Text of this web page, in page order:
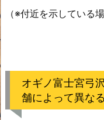
（※付近を示している
オギノ富士宮弓
舗によって異な